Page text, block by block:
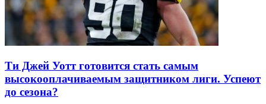
Ти Джей Уотт готовится стать самым
высокооплачиваемым защитником лиги. Успеют
до сезона?